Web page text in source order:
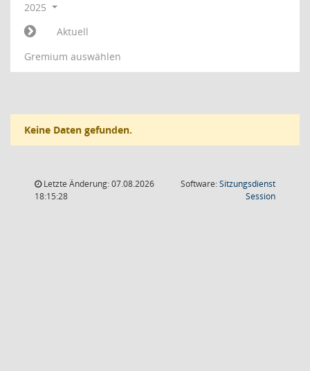
2025
Aktuell
Gremium auswählen
Keine Daten gefunden.
Letzte Änderung: 07.08.2026
18:15:28
Software:Sitzungsdienst
Session(Wird in